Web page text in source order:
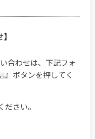
合わせは、下記フォ
』ボタンを押してく
さい。